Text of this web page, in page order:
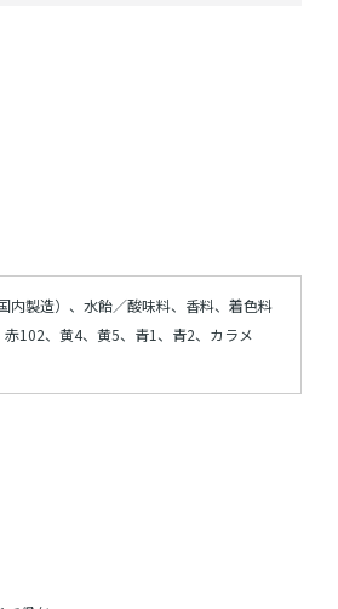
内製造）、水飴／酸味料、香料、着色料
赤102、黄4、黄5、青1、青2、カラメ